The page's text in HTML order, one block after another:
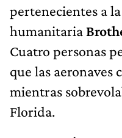
pertenecientes a
humanitaria
Cuatro personas
que las aeronaves
mientras
Florida.